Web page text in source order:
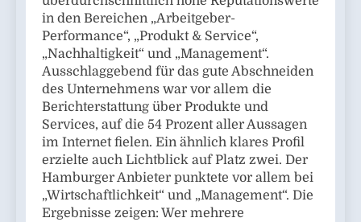
in den Bereichen „Arbeitgeber-
Performance“, „Produkt & Service“,
„Nachhaltigkeit“ und „Management“.
Ausschlaggebend für das gute Abschneiden
des Unternehmens war vor allem die
Berichterstattung über Produkte und
Services, auf die 54 Prozent aller Aussagen
im Internet fielen. Ein ähnlich klares Profil
erzielte auch Lichtblick auf Platz zwei. Der
Hamburger Anbieter punktete vor allem bei
„Wirtschaftlichkeit“ und „Management“. Die
Ergebnisse zeigen: Wer mehrere